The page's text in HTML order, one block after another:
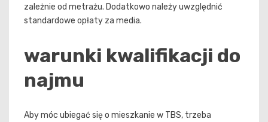
zależnie od metrażu. Dodatkowo należy uwzględnić
standardowe opłaty za media.
warunki kwalifikacji do
najmu
Aby móc ubiegać się o mieszkanie w TBS, trzeba